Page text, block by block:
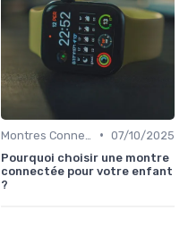
• 07/10/2025
Pourquoi choisir une montre
connectée pour votre enfant
?